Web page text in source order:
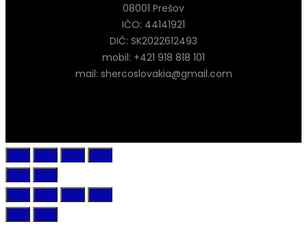
08001 Prešov
IČO: 44141921
DIČ: SK2022612493
mobil: +421 918 818 101
mail: shercoslovakia@gmail.com